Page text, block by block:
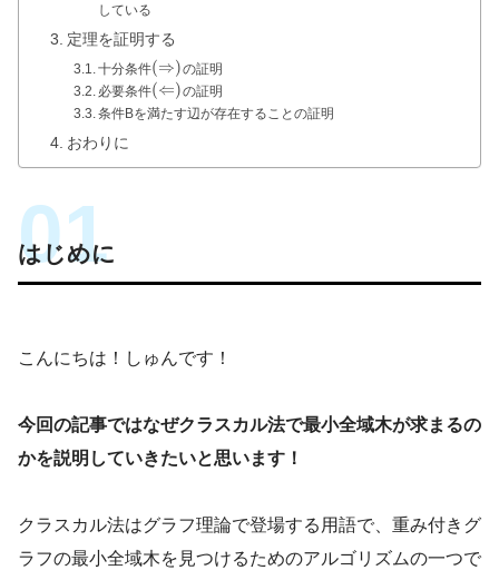
している
定理を証明する
十分条件(⇒)の証明
必要条件(⇐)の証明
条件Bを満たす辺が存在することの証明
おわりに
はじめに
こんにちは！しゅんです！
今回の記事ではなぜクラスカル法で最小全域木が求まるの
かを説明していきたいと思います！
クラスカル法はグラフ理論で登場する用語で、重み付きグ
ラフの最小全域木を見つけるためのアルゴリズムの一つで